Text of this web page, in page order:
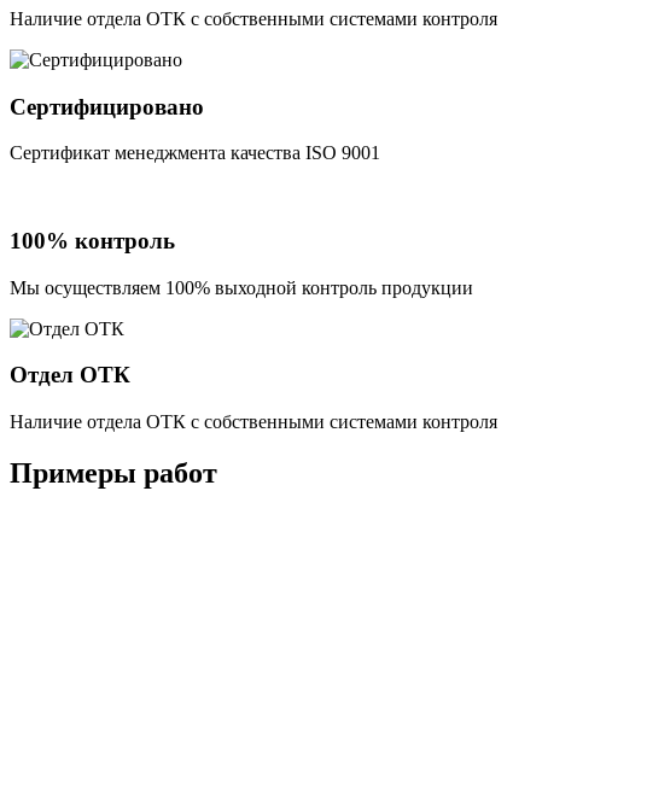
Наличие отдела ОТК с собственными системами контроля
Сертифицировано
Сертификат менеджмента качества ISO 9001
100% контроль
Мы осуществляем 100% выходной контроль продукции
Отдел ОТК
Наличие отдела ОТК с собственными системами контроля
Примеры работ